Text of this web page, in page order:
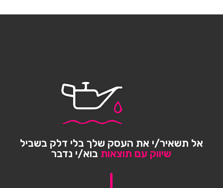
אל תשאיר/י את העסק שלך בלי דלק בשביל
שיווק עם תוצאות בוא/י נדבר